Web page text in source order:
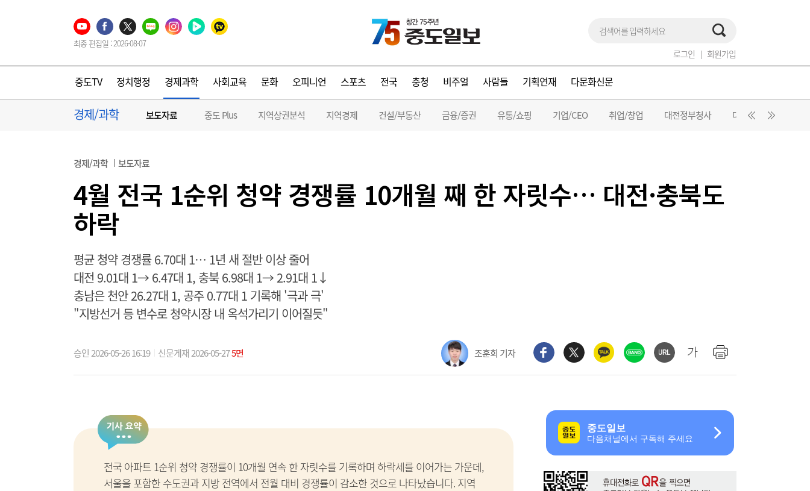
최종 편집일 : 2026-08-07
로그인 회원가입
중도TV 정치행정 경제과학 사회교육 문화 오피니언 스포츠 전국 충청 비주얼 사람들 기획연재 다문화신문
경제/과학 보도자료 중도 Plus 지역상권분석 지역경제 건설/부동산 금융/증권 유통/쇼핑 기업/CEO 취업/창업 대전정부청사 대덕특구
경제/과학 보도자료
4월 전국 1순위 청약 경쟁률 10개월 째 한 자릿수… 대전·충북도
하락
평균 청약 경쟁률 6.70대 1… 1년 새 절반 이상 줄어
대전 9.01대 1→ 6.47대 1, 충북 6.98대 1→ 2.91대 1↓
충남은 천안 26.27대 1, 공주 0.77대 1 기록해 '극과 극'
"지방선거 등 변수로 청약시장 내 옥석가리기 이어질듯"
승인 2026-05-26 16:19 신문게재 2026-05-275면 조훈희 기자
전국 아파트 1순위 청약 경쟁률이 10개월 연속 한 자릿수를 기록하며 하락세를 이어가는 가운데,
서울을 포함한 수도권과 지방 전역에서 전월 대비 경쟁률이 감소한 것으로 나타났습니다. 지역